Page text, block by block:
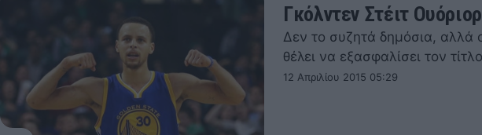
Γκόλντεν Στέιτ
Δεν το συζητά δημόσια, αλλά
θέλει να εξασφαλίσει τον
12 Απριλίου 2015 05:29